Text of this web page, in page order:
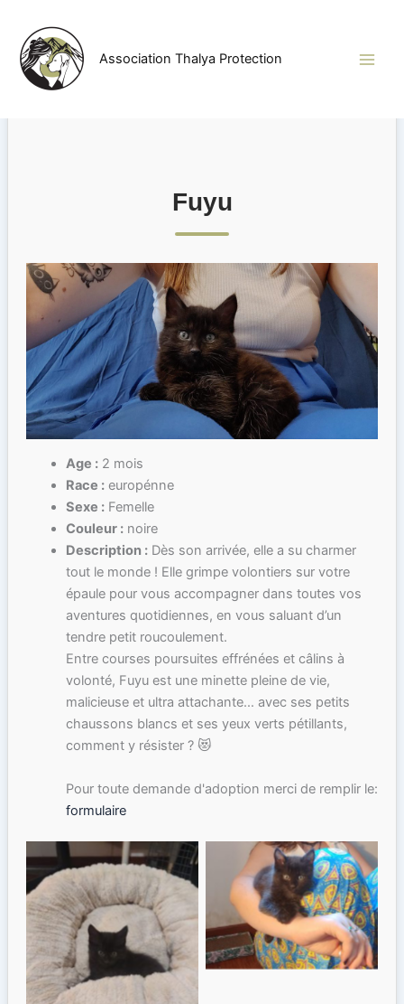
contenu
Association Thalya Protection
Fuyu
Age :2 mois
Race :europénne
Sexe :Femelle
Couleur :noire
Description :Dès son arrivée, elle a su charmer
tout le monde ! Elle grimpe volontiers sur votre
épaule pour vous accompagner dans toutes vos
aventures quotidiennes, en vous saluant d’un
tendre petit roucoulement.
Entre courses poursuites effrénées et câlins à
volonté, Fuyu est une minette pleine de vie,
malicieuse et ultra attachante… avec ses petits
chaussons blancs et ses yeux verts pétillants,
comment y résister ? 😻
Pour toute demande d'adoption merci de remplir le:
formulaire